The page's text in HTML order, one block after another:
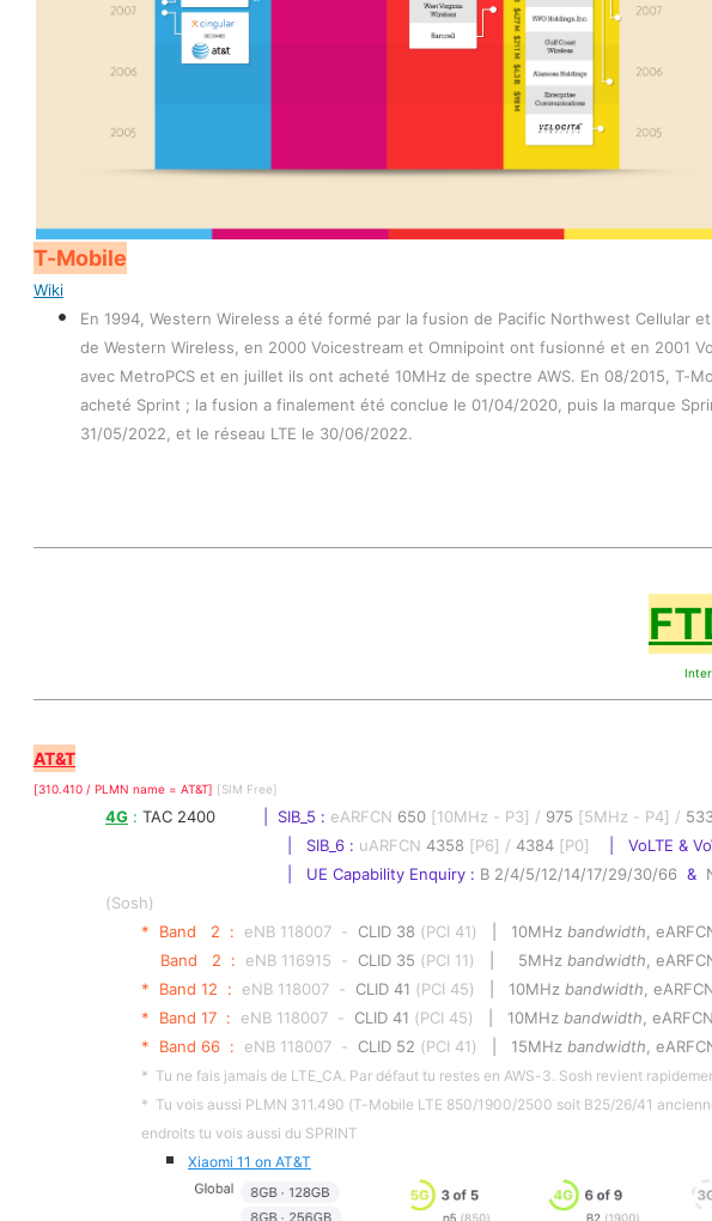
T-Mobile
Wiki
En 1994, Western Wireless a été formé par la fusion de Pacific Northwest Cellular
de Western Wireless, en 2000 Voicestream et Omnipoint ont fusionné et en 2001
avec MetroPCS et en juillet ils ont acheté 10MHz de spectre AWS. En 08/2015,
acheté Sprint ; la fusion a finalement été conclue le 01/04/2020, puis la marque
31/05/2022, et le réseau LTE le 30/06/2022.
AT&T
[310.410 / PLMN name = AT&T] [SIM Free]
4G : TAC 2400 |  SIB_5 : eARFCN 650 [10MHz - P3] / 975 [5MHz - P4] /
|   SIB_6 : uARFCN 4358 [P6] / 4384 [P0] |   VoLTE &
|   UE Capability Enquiry : B 2/4/5/12/14/17/29/30/66 &
(Sosh)
*  Band   2  : eNB 118007  - CLID 38 (PCI 41) |   10MHz bandwidth ,
Band   2  : eNB 116915  - CLID 35 (PCI 11) |     5MHz bandwidth ,
*  Band 12  : eNB 118007  - CLID 41 (PCI 45) |   10MHz bandwidth ,
*  Band 17  : eNB 118007  - CLID 41 (PCI 45) |   10MHz bandwidth ,
*  Band 66  : eNB 118007  - CLID 52 (PCI 41) |   15MHz bandwidth ,
*  Tu ne fais jamais de LTE_CA. Par défaut tu restes en AWS-3. Sosh revient
*  Tu vois aussi PLMN 311.490 (T-Mobile LTE 850/1900/2500 soit B25/26/41
endroits tu vois aussi du SPRINT
Xiaomi 11 on AT&T